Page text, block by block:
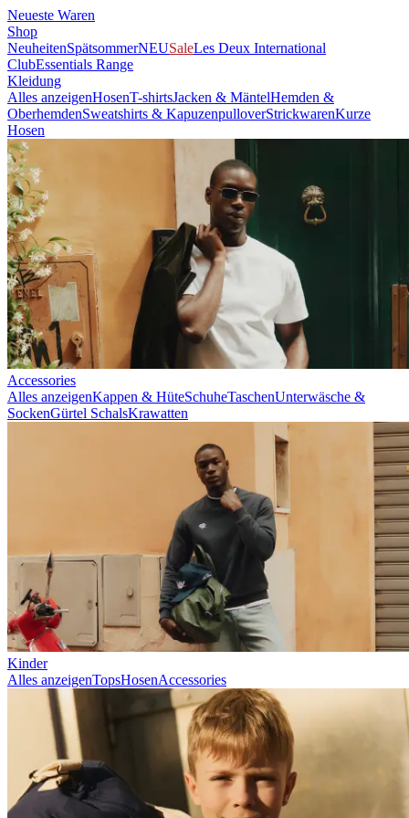
Neueste Waren
Shop
NeuheitenSpätsommerNEUSaleLes Deux International
ClubEssentials Range
Kleidung
Alles anzeigenHosenT-shirtsJacken & MäntelHemden &
OberhemdenSweatshirts & KapuzenpulloverStrickwarenKurze
Hosen
Accessories
Alles anzeigenKappen & HüteSchuheTaschenUnterwäsche &
SockenGürtel SchalsKrawatten
Kinder
Alles anzeigenTopsHosenAccessories